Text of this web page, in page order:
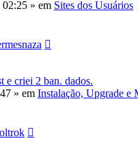
02:25 » em Sites dos Usuários
e criei 2 ban. dados.
» em Instalação, Upgrade e